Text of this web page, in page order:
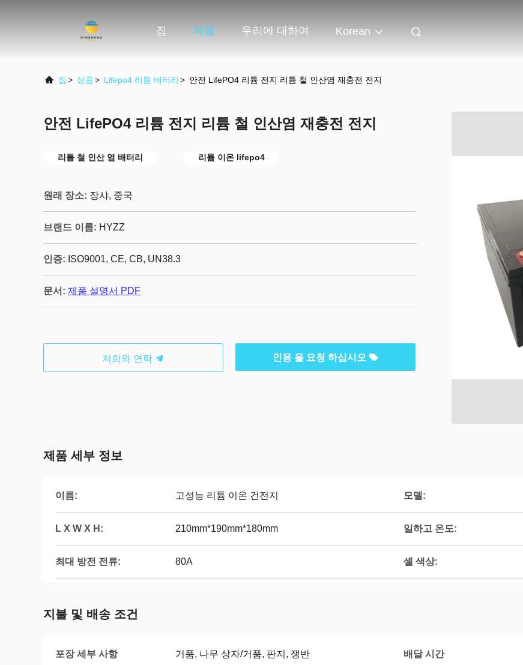
집 제품 우리에 대하여 Korean
집 > 상품> Lifepo4 리튬 배터리 > 안전 LifePO4 리튬 전지 리튬 철 인산염 재충전 전지
안전 LifePO4 리튬 전지 리튬 철 인산염 재충전 전지
리튬 철 인산 염 배터리 리튬 이온 lifepo4
원래 장소: 장샤, 중국
브랜드 이름: HYZZ
인증: ISO9001, CE, CB, UN38.3
문서: 제품 설명서 PDF
저희와 연락 인용 을 요청 하십시오
제품 세부 정보
이름: 고성능 리튬 이온 건전지 모델:
L X W X H: 210mm*190mm*180mm 일하고 온도:
최대 방전 전류: 80A 셸 색상:
지불 및 배송 조건
포장 세부 사항 거품, 나무 상자/거품, 판지, 쟁반 배달 시간